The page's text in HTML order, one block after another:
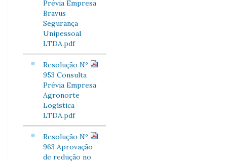
Prévia Empresa
Bravus
Segurança
Unipessoal
LTDA.pdf
Resolução Nº
953 Consulta
Prévia Empresa
Agronorte
Logística
LTDA.pdf
Resolução Nº
963 Aprovação
de redução no